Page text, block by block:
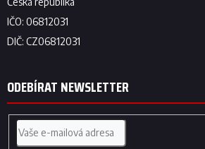
ODEBÍRAT NEWSLETTER